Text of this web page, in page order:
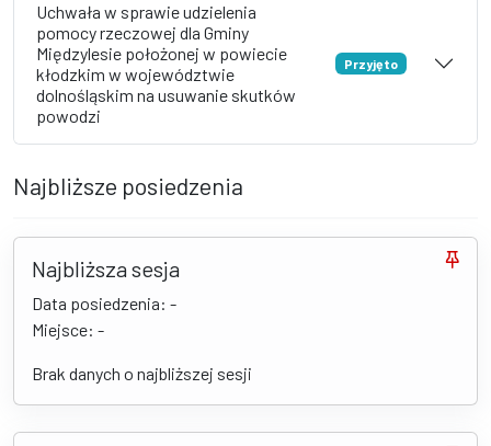
Uchwała w sprawie udzielenia
pomocy rzeczowej dla Gminy
Międzylesie położonej w powiecie
kłodzkim w województwie
dolnośląskim na usuwanie skutków
powodzi
Przyjęto
Najbliższe posiedzenia
Najbliższa sesja
Data posiedzenia: -
Miejsce: -
Brak danych o najbliższej sesji